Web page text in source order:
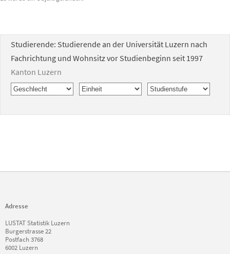
Studierende: Studierende an der Universität Luzern nach
Fachrichtung und Wohnsitz vor Studienbeginn seit 1997
Kanton Luzern
Adresse
LUSTAT Statistik Luzern
Burgerstrasse 22
Postfach 3768
6002 Luzern